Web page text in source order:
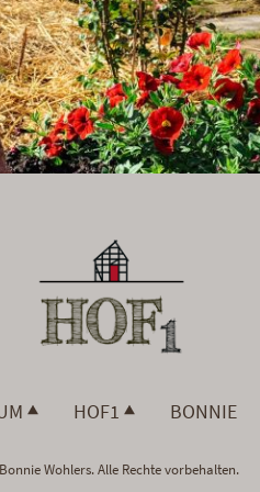
HOF1 BONNIE
Wohlers. Alle Rechte vorbehalten.